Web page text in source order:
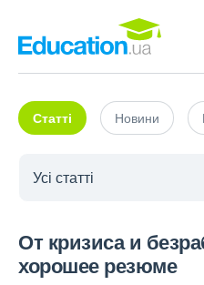
Статті Новини
От кризиса и
хорошее резюме